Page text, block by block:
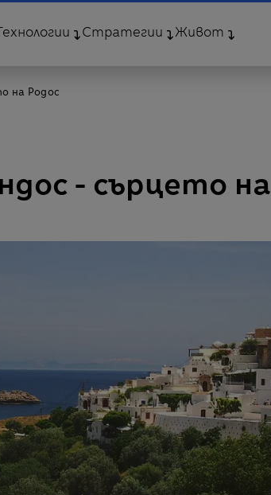
Технологии Стратегии Живот
на Родос
- сърцето на